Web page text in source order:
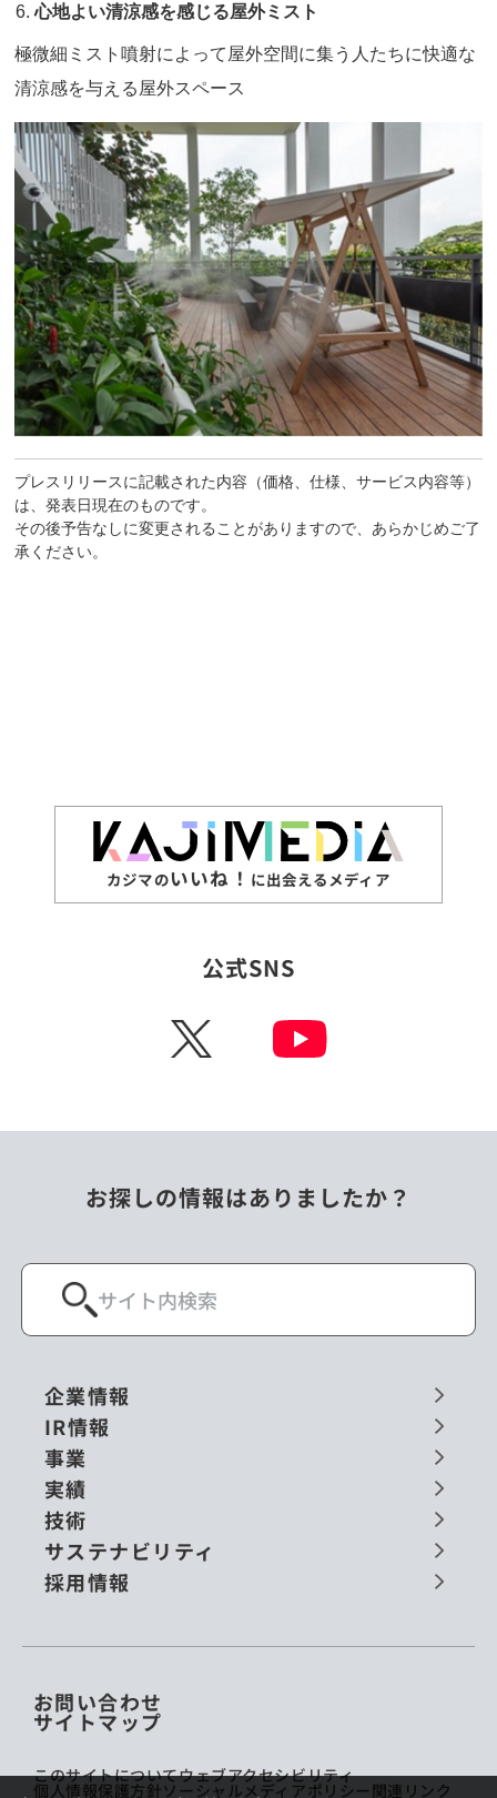
心地よい清涼感を感じる屋外ミスト
極微細ミスト噴射によって屋外空間に集う人たちに快適な
清涼感を与える屋外スペース
プレスリリースに記載された内容（価格、仕様、サービス内容等）
は、発表日現在のものです。
その後予告なしに変更されることがありますので、あらかじめご了
承ください。
カジマのいいね！ に出会えるメディア
公式SNS
X
お探しの情報はありましたか？
企業情報
IR情報
事業
実績
技術
サステナビリティ
採用情報
お問い合わせ
サイトマップ
このサイトについてウェブアクセシビリティ
個人情報保護方針ソーシャルメディアポリシー 関連リンク